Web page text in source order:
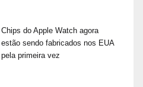
Chips do Apple Watch agora
estão sendo fabricados nos EUA
pela primeira vez